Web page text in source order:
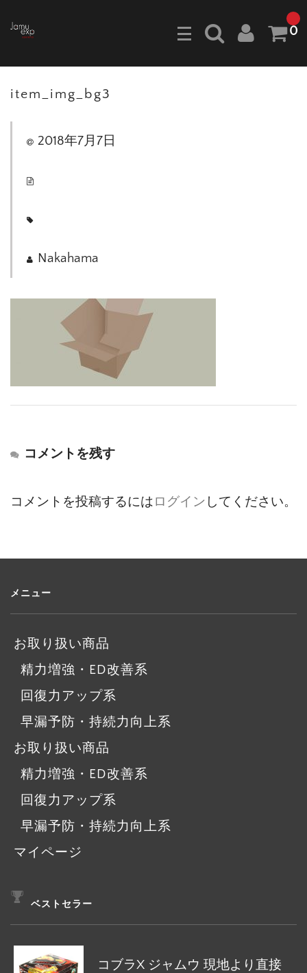
0
item_img_bg3
2018年7月7日
Nakahama
コメントを残す
コメントを投稿するにはログイン してください。
メニュー
お取り扱い商品
精力増強・ED改善系
回復力アップ系
早漏予防・持続力向上系
お取り扱い商品
精力増強・ED改善系
回復力アップ系
早漏予防・持続力向上系
マイページ
ベストセラー
コブラX ジャムウ 現地より直接